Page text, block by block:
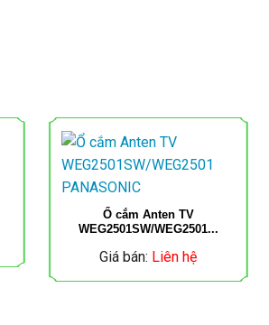
Ổ cắm Anten TV
WEG2501SW/WEG2501...
Giá bán: Liên hệ